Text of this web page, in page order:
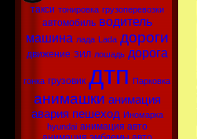
такси тонировка грузоперевозки
автомобиль водитель
машина лада Lada дороги
движение ЗИЛ лошадь дорога
гонка грузовик дтп Парковка
анимашки анимация
авария пешеход Иномарка
hyundai анимация авто